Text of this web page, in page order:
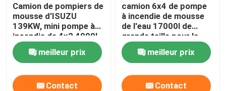
Camion de pompiers de
mousse d'ISUZU
139KW, mini pompe à
incendie de 4x2 4000L
avec de l'eau de
moussemeilleur prix
Contact
camion 6x4 de pompe
à incendie de mousse
de l'eau 17000l de
grande taille pour la
délivrance du feu
meilleur prix
Contact